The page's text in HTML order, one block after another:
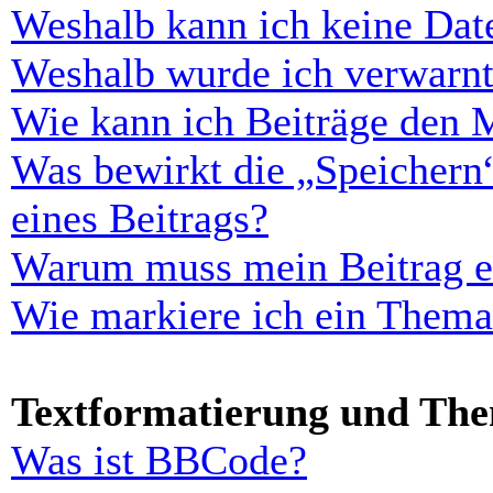
Weshalb kann ich keine
Weshalb wurde ich
Wie kann ich Beiträge den
Was bewirkt die
eines Beitrags?
Warum muss mein Beitrag
Wie markiere ich ein
Textformatierung und
Was ist BBCode?